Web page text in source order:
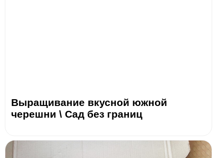
Выращивание вкусной южной
черешни \ Сад без границ